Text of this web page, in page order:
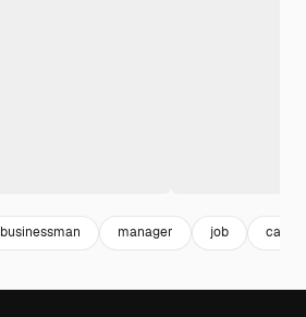
businessman manager job